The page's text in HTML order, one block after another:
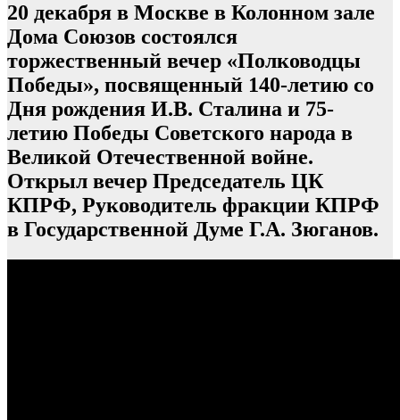
20 декабря в Москве в Колонном зале
Дома Союзов состоялся
торжественный вечер «Полководцы
Победы», посвященный 140-летию со
Дня рождения И.В. Сталина и 75-
летию Победы Советского народа в
Великой Отечественной войне.
Открыл вечер Председатель ЦК
КПРФ, Руководитель фракции КПРФ
в Государственной Думе Г.А. Зюганов.